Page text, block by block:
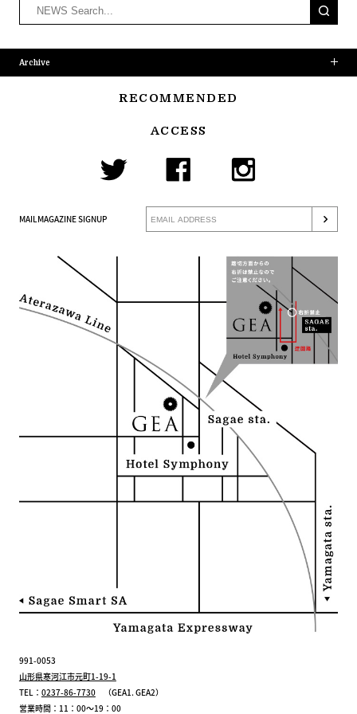
Archive
RECOMMENDED
ACCESS
MAILMAGAZINE SIGNUP
991-0053
山形県寒河江市元町1-19-1
TEL： 0237-86-7730（GEA1. GEA2）
営業時間：11：00～19：00